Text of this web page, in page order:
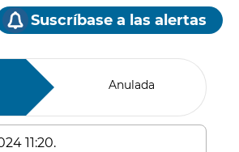
Suscríbase a las alertas
Anulada
11:20.